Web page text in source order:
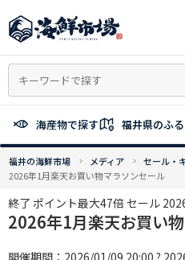
ン
ン
へ
ッ
プ
海産物で探す 福井県のふ
福井の海鮮市場 メディア
セール・
2026年1月楽天お買い物マラソンセール
終了 ポイント最大47倍セール
2026年1月楽天お買い